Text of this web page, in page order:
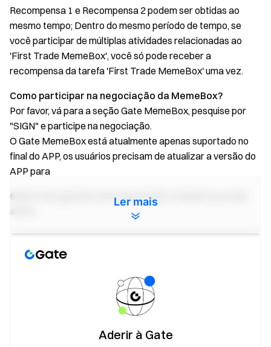
Recompensa 1 e Recompensa 2 podem ser obtidas ao
mesmo tempo; Dentro do mesmo período de tempo, se
você participar de múltiplas atividades relacionadas ao
'First Trade MemeBox', você só pode receber a
recompensa da tarefa 'First Trade MemeBox' uma vez.
Como participar na negociação da MemeBox?
Por favor, vá para a seção Gate MemeBox, pesquise por
"SIGN" e participe na negociação.
O Gate MemeBox está atualmente apenas suportado no
final do APP, os usuários precisam de atualizar a versão do
APP para
6.58.2
Para garantir uma negociação tranquila na versão
acima.
Ler mais
Aderir à Gate